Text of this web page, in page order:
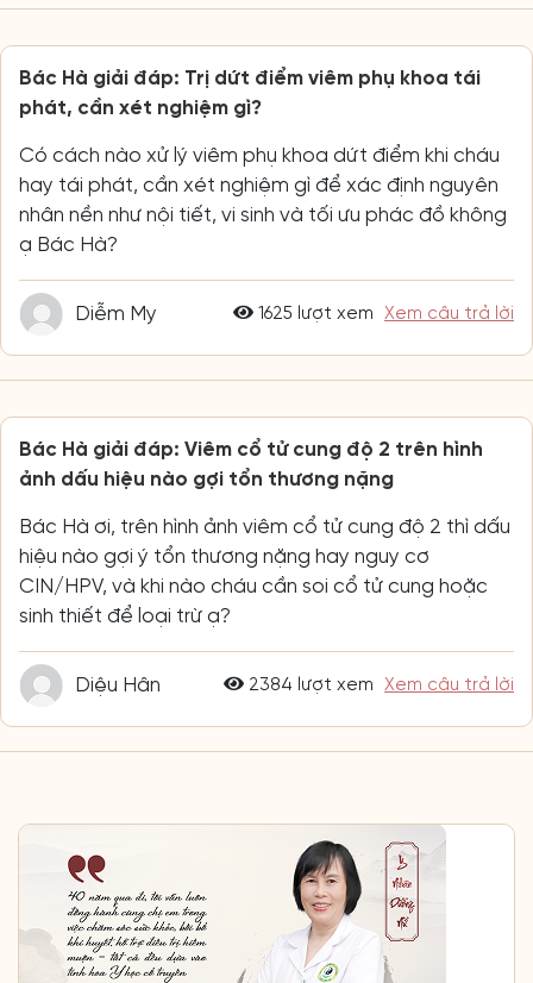
Bác Hà giải đáp: Trị dứt điểm viêm phụ khoa tái
phát, cần xét nghiệm gì?
Có cách nào xử lý viêm phụ khoa dứt điểm khi cháu
hay tái phát, cần xét nghiệm gì để xác định nguyên
nhân nền như nội tiết, vi sinh và tối ưu phác đồ không
ạ Bác Hà?
Diễm My 1625 lượt xem Xem câu trả lời
Bác Hà giải đáp: Viêm cổ tử cung độ 2 trên hình
ảnh dấu hiệu nào gợi tổn thương nặng
Bác Hà ơi, trên hình ảnh viêm cổ tử cung độ 2 thì dấu
hiệu nào gợi ý tổn thương nặng hay nguy cơ
CIN/HPV, và khi nào cháu cần soi cổ tử cung hoặc
sinh thiết để loại trừ ạ?
Diệu Hân 2384 lượt xem Xem câu trả lời